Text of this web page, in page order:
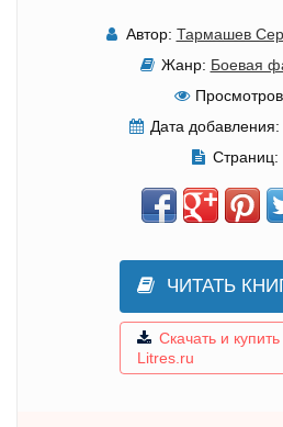
Автор: Тармашев
Жанр: Боевая
Дата добавления:
Страниц:
ЧИТАТЬ
Скачать и купить
Litres.ru